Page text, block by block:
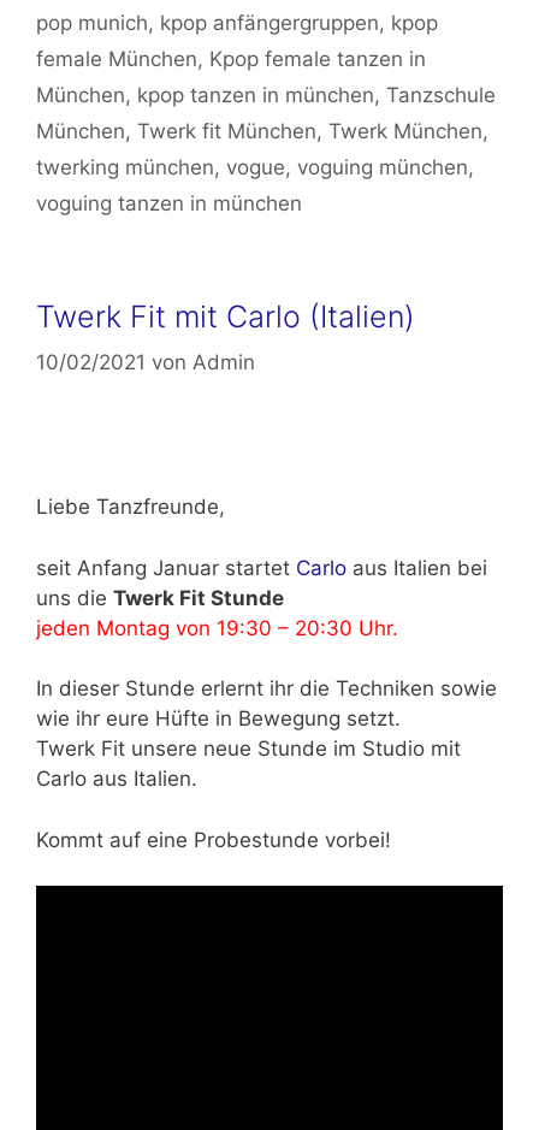
pop munich, kpop anfängergruppen, kpop
female München, Kpop female tanzen in
München, kpop tanzen in münchen, Tanzschule
München, Twerk fit München, Twerk München,
twerking münchen, vogue, voguing münchen,
voguing tanzen in münchen
Twerk Fit mit Carlo (Italien)
10/02/2021 von Admin
Liebe Tanzfreunde,
seit Anfang Januar startet Carlo aus Italien bei
uns die Twerk Fit Stunde
jeden Montag von 19:30 – 20:30 Uhr.
In dieser Stunde erlernt ihr die Techniken sowie
wie ihr eure Hüfte in Bewegung setzt.
Twerk Fit unsere neue Stunde im Studio mit
Carlo aus Italien.
Kommt auf eine Probestunde vorbei!